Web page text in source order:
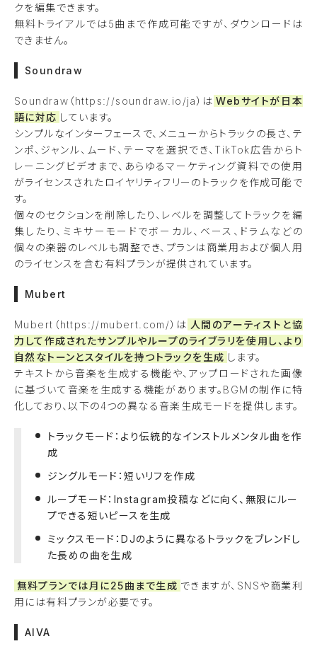
クを編集できます。
無料トライアルでは5曲まで作成可能ですが、ダウンロードは
できません。
Soundraw
Soundraw（https://soundraw.io/ja）は Webサイトが日本
語に対応 しています。
シンプルなインターフェースで、メニューからトラックの長さ、テ
ンポ、ジャンル、ムード、テーマを選択でき、TikTok広告からト
レーニングビデオまで、あらゆるマーケティング資料での使用
がライセンスされたロイヤリティフリーのトラックを作成可能で
す。
個々のセクションを削除したり、レベルを調整してトラックを編
集したり、ミキサーモードでボーカル、ベース、ドラムなどの
個々の楽器のレベルも調整でき、プランは商業用および個人用
のライセンスを含む有料プランが提供されています。
Mubert
Mubert（https://mubert.com/）は 人間のアーティストと協
力して作成されたサンプルやループのライブラリを使用し、より
自然なトーンとスタイルを持つトラックを生成 します。
テキストから音楽を生成する機能や、アップロードされた画像
に基づいて音楽を生成する機能があります。BGMの制作に特
化しており、以下の4つの異なる音楽生成モードを提供します。
トラックモード：より伝統的なインストルメンタル曲を作
成
ジングルモード：短いリフを作成
ループモード：Instagram投稿などに向く、無限にルー
プできる短いピースを生成
ミックスモード：DJのように異なるトラックをブレンドし
た長めの曲を生成
無料プランでは月に25曲まで生成 できますが、SNSや商業利
用には有料プランが必要です。
AIVA